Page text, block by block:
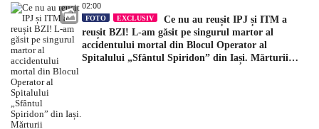
02:00
FOTO EXCLUSIV
Ce nu au reușit IPJ și ITM a
reușit BZI! L-am găsit pe singurul martor al
accidentului mortal din Blocul Operator al
Spitalului „Sfântul Spiridon” din Iași. Mărturii